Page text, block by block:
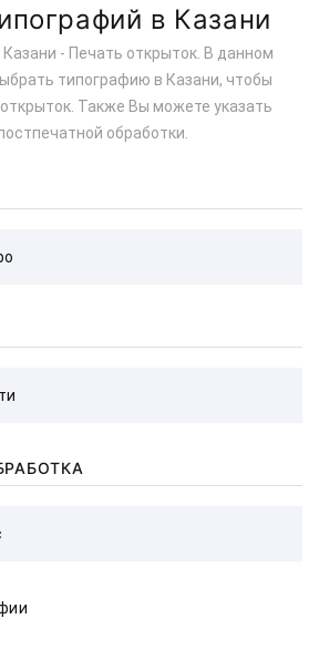
в Казани
- Печать открыток. В данном
типографию в Казани, чтобы
Также Вы можете указать
обработки.